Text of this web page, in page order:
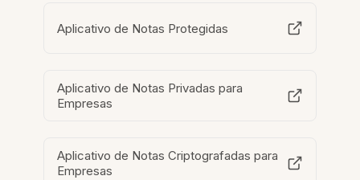
Aplicativo de Notas Protegidas
Aplicativo de Notas Privadas para
Empresas
Aplicativo de Notas Criptografadas para
Empresas